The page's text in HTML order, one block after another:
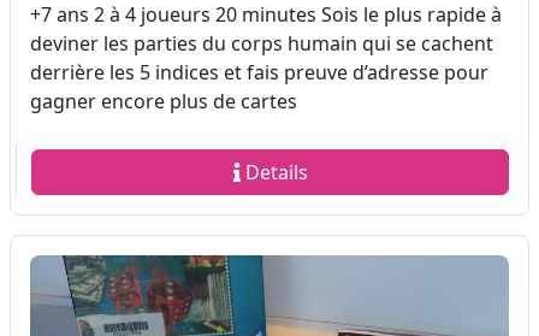
+7 ans 2 à 4 joueurs 20 minutes Sois le plus rapide à
deviner les parties du corps humain qui se cachent
derrière les 5 indices et fais preuve d’adresse pour
gagner encore plus de cartes
Details